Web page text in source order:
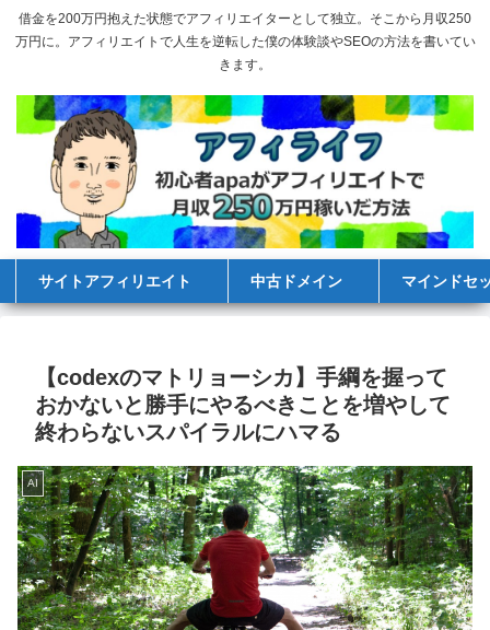
借金を200万円抱えた状態でアフィリエイターとして独立。そこから月収250
万円に。アフィリエイトで人生を逆転した僕の体験談やSEOの方法を書いてい
きます。
サイトアフィリエイト 中古ドメイン マインドセ
【codexのマトリョーシカ】手綱を握って
おかないと勝手にやるべきことを増やして
終わらないスパイラルにハマる
AI